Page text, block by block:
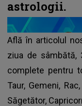
astrologii.
Află în articolul
ziua de
complete pentru
Taur, Gemeni,
Săgetător,